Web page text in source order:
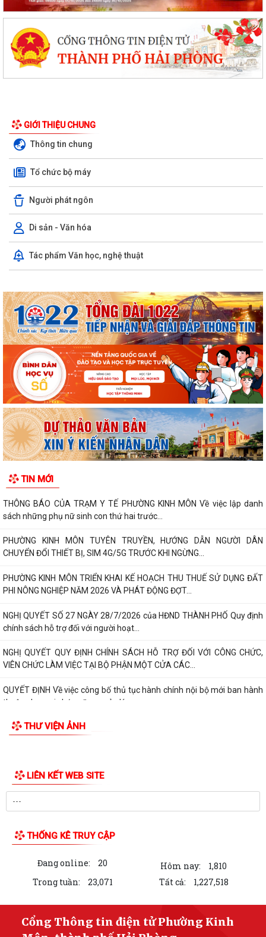
GIỚI THIỆU CHUNG
Thông tin chung
Tổ chức bộ máy
Người phát ngôn
Di sản - Văn hóa
Tác phẩm Văn học, nghệ thuật
TIN MỚI
THÔNG BÁO CỦA TRẠM Y TẾ PHƯỜNG KINH MÔN Về việc lập danh
sách những phụ nữ sinh con thứ hai trước...
PHƯỜNG KINH MÔN TUYÊN TRUYỀN, HƯỚNG DẪN NGƯỜI DÂN
CHUYỂN ĐỔI THIẾT BỊ, SIM 4G/5G TRƯỚC KHI NGỪNG...
PHƯỜNG KINH MÔN TRIỂN KHAI KẾ HOẠCH THU THUẾ SỬ DỤNG ĐẤT
PHI NÔNG NGHIỆP NĂM 2026 VÀ PHÁT ĐỘNG ĐỢT...
NGHỊ QUYẾT SỐ 27 NGÀY 28/7/2026 của HĐND THÀNH PHỐ Quy định
chính sách hỗ trợ đối với người hoạt...
NGHỊ QUYẾT QUY ĐỊNH CHÍNH SÁCH HỖ TRỢ ĐỐI VỚI CÔNG CHỨC,
VIÊN CHỨC LÀM VIỆC TẠI BỘ PHẬN MỘT CỬA CÁC...
QUYẾT ĐỊNH Về việc công bố thủ tục hành chính nội bộ mới ban hành
thuộc phạm vi chức năng quản lý...
THƯ VIỆN ẢNH